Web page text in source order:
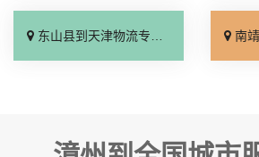
东山县到天津物流专线_定点发车「急你所需」 南靖县到